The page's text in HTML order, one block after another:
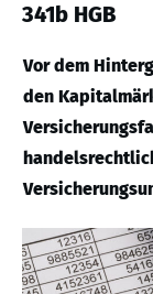
341b HGB
Vor dem
den